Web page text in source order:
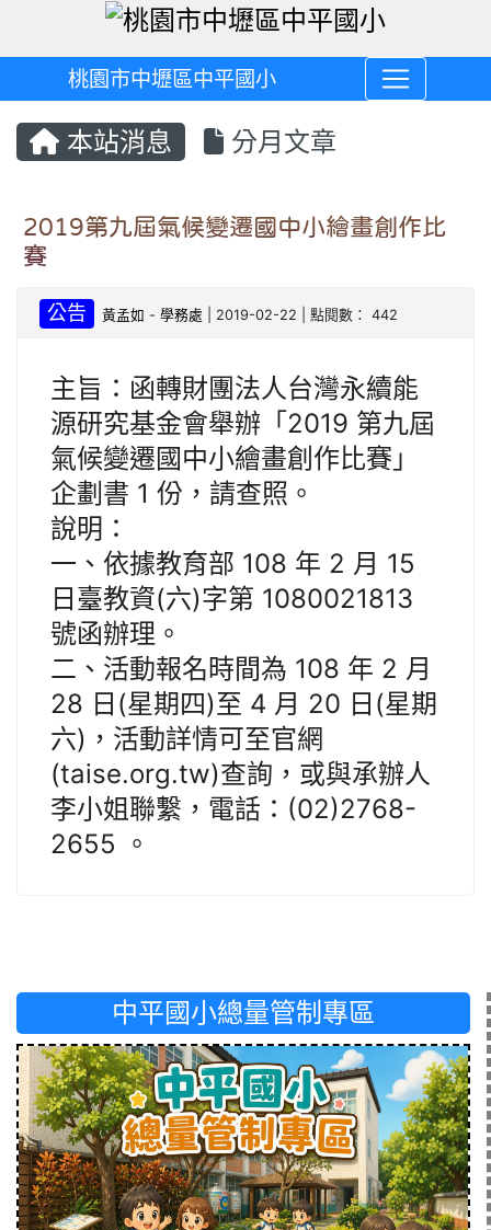
桃園市中壢區中平國小
本站消息 分月文章
2019第九屆氣候變遷國中小繪畫創作比
賽
公告 黃孟如 -學務處 | 2019-02-22 | 點閱數： 442
主旨：函轉財團法人台灣永續能
源研究基金會舉辦「2019 第九屆
氣候變遷國中小繪畫創作比賽」
企劃書 1 份，請查照。
說明：
一、依據教育部 108 年 2 月 15
日臺教資(六)字第 1080021813
號函辦理。
二、活動報名時間為 108 年 2 月
28 日(星期四)至 4 月 20 日(星期
六)，活動詳情可至官網
(taise.org.tw)查詢，或與承辦人
李小姐聯繫，電話：(02)2768-
2655 。
中平國小總量管制專區